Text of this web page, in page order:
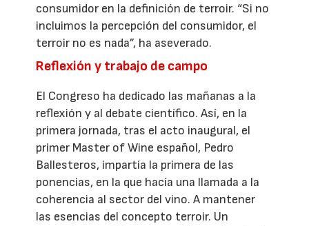
consumidor en la definición de terroir. “Si no
incluimos la percepción del consumidor, el
terroir no es nada”, ha aseverado.
Reflexión y trabajo de campo
El Congreso ha dedicado las mañanas a la
reflexión y al debate científico. Así, en la
primera jornada, tras el acto inaugural, el
primer Master of Wine español, Pedro
Ballesteros, impartía la primera de las
ponencias, en la que hacía una llamada a la
coherencia al sector del vino. A mantener
las esencias del concepto terroir. Un